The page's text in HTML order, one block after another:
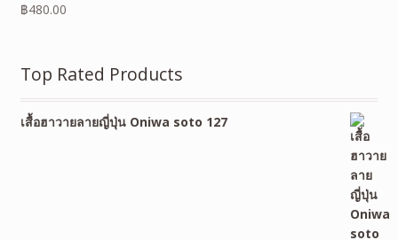
฿480.00
Top Rated Products
เสื้อฮาวายลายญี่ปุ่น Oniwa soto 127